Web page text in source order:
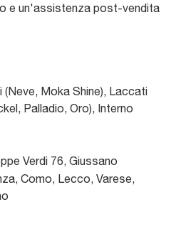
e un'assistenza post-vendita
Moka Shine), Laccati
Palladio, Oro), Interno
Verdi 76, Giussano
Como, Lecco, Varese,